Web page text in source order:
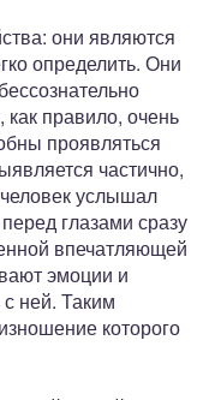
они являются
определить. Они
правило, очень
проявляться
частично,
услышал
глазами сразу
впечатляющей
эмоции и
ней. Таким
которого